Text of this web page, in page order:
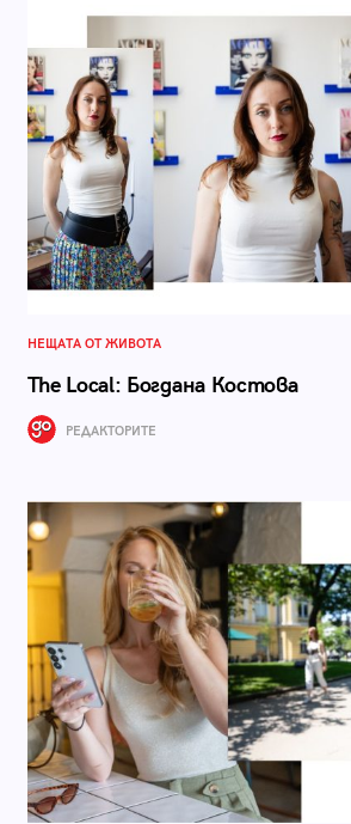
НЕЩАТА ОТ ЖИВОТА
The Local: Богдана Костова
РЕДАКТОРИТЕ